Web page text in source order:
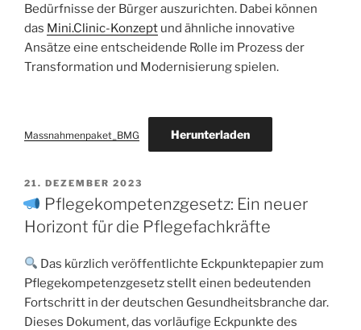
Bedürfnisse der Bürger auszurichten. Dabei können
das Mini.Clinic-Konzept und ähnliche innovative
Ansätze eine entscheidende Rolle im Prozess der
Transformation und Modernisierung spielen.
Massnahmenpaket_BMG Herunterladen
21. DEZEMBER 2023
Pflegekompetenzgesetz: Ein neuer
Horizont für die Pflegefachkräfte
Das kürzlich veröffentlichte Eckpunktepapier zum
Pflegekompetenzgesetz stellt einen bedeutenden
Fortschritt in der deutschen Gesundheitsbranche dar.
Dieses Dokument, das vorläufige Eckpunkte des